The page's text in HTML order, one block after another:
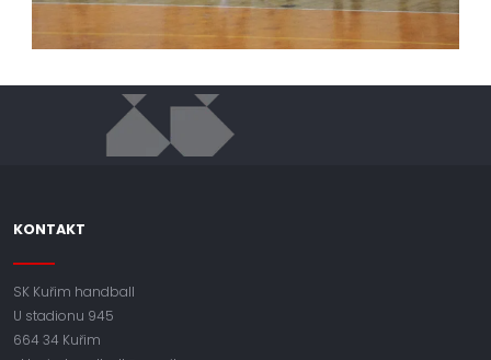
KONTAKT
SK Kuřim handball
U stadionu 945
664 34 Kuřim